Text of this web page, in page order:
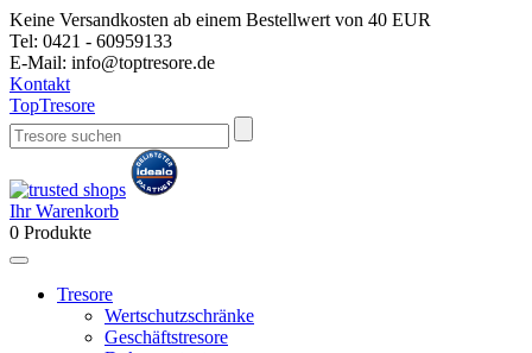
Keine Versandkosten ab einem Bestellwert von 40 EUR
Tel: 0421 - 60959133
E-Mail: info@toptresore.de
Kontakt
TopTresore
Ihr Warenkorb
0 Produkte
Tresore
Wertschutzschränke
Geschäftstresore